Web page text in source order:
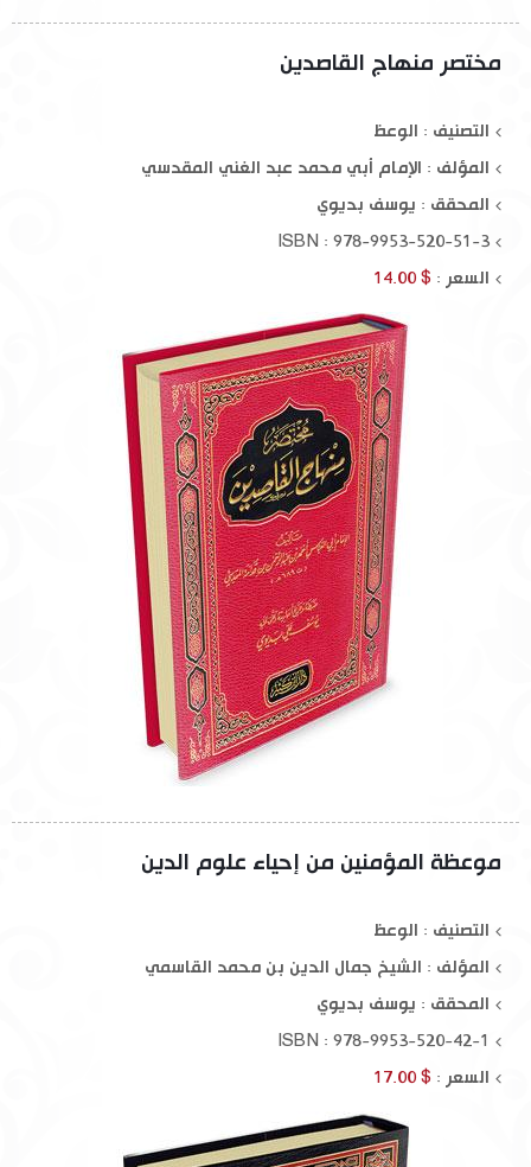
مختصر منهاج القاصدين
التصنيف : الوعظ
المؤلف : الإمام أبي محمد عبد الغني المقدسي
المحقق : يوسف بديوي
ISBN : 978-9953-520-51-3
السعر : $ 14.00
موعظة المؤمنين من إحياء علوم الدين
التصنيف : الوعظ
المؤلف : الشيخ جمال الدين بن محمد القاسمي
المحقق : يوسف بديوي
ISBN : 978-9953-520-42-1
السعر : $ 17.00